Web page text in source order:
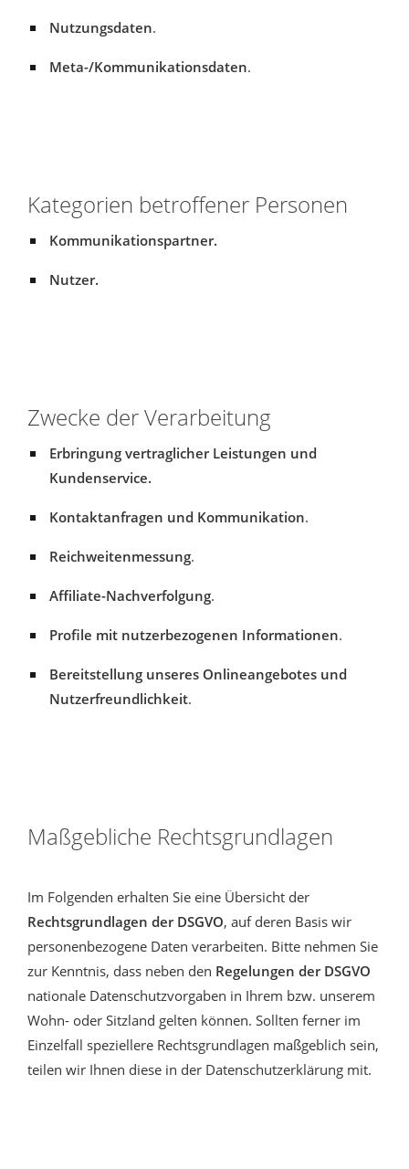
Nutzungsdaten.
Meta-/Kommunikationsdaten.
Kategorien betroffener Personen
Kommunikationspartner.
Nutzer.
Zwecke der Verarbeitung
Erbringung vertraglicher Leistungen und
Kundenservice.
Kontaktanfragen und Kommunikation.
Reichweitenmessung.
Affiliate-Nachverfolgung.
Profile mit nutzerbezogenen Informationen.
Bereitstellung unseres Onlineangebotes und
Nutzerfreundlichkeit.
Maßgebliche Rechtsgrundlagen
Im Folgenden erhalten Sie eine Übersicht der
Rechtsgrundlagen der DSGVO, auf deren Basis wir
personenbezogene Daten verarbeiten. Bitte nehmen Sie
zur Kenntnis, dass neben den Regelungen der DSGVO
nationale Datenschutzvorgaben in Ihrem bzw. unserem
Wohn- oder Sitzland gelten können. Sollten ferner im
Einzelfall speziellere Rechtsgrundlagen maßgeblich sein,
teilen wir Ihnen diese in der Datenschutzerklärung mit.